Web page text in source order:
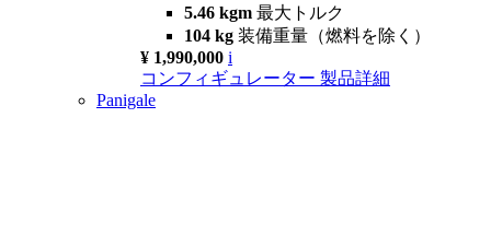
5.46 kgm 最大トルク
104 kg 装備重量（燃料を除く）
¥ 1,990,000 i
コンフィギュレーター 製品詳細
Panigale